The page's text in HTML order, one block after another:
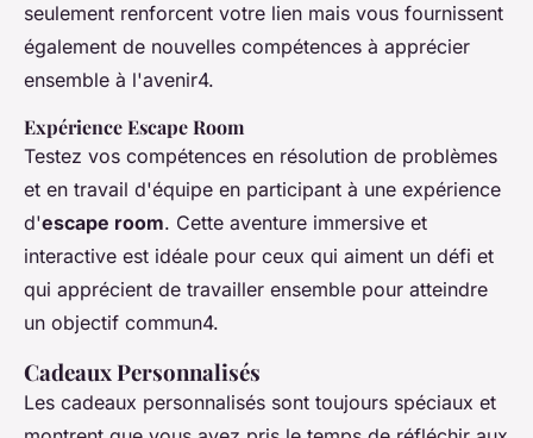
seulement renforcent votre lien mais vous fournissent
également de nouvelles compétences à apprécier
ensemble à l'avenir4.
Expérience Escape Room
Testez vos compétences en résolution de problèmes
et en travail d'équipe en participant à une expérience
d'escape room. Cette aventure immersive et
interactive est idéale pour ceux qui aiment un défi et
qui apprécient de travailler ensemble pour atteindre
un objectif commun4.
Cadeaux Personnalisés
Les cadeaux personnalisés sont toujours spéciaux et